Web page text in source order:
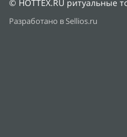
© HOTTEX.RU ритуальные
Разработано в Sellios.ru